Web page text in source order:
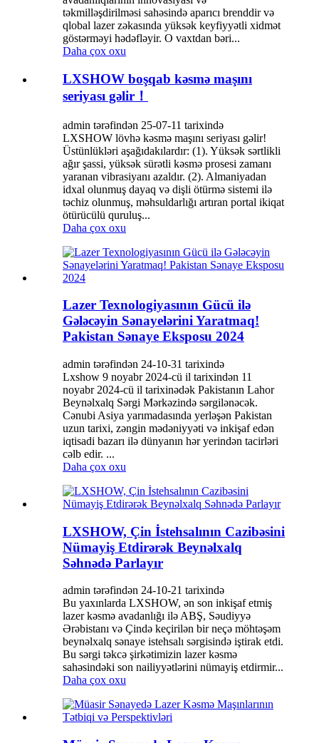
təkmilləşdirilməsi sahəsində aparıcı brenddir və
qlobal lazer zəkasında yüksək keyfiyyətli xidmət
göstərməyi hədəfləyir. O vaxtdan bəri...
Daha çox oxu
LXSHOW boşqab kəsmə maşını
seriyası gəlir！
admin tərəfindən 25-07-11 tarixində
LXSHOW lövhə kəsmə maşını seriyası gəlir!
Üstünlükləri aşağıdakılardır: (1). Yüksək sərtlikli
ağır şassi, yüksək sürətli kəsmə prosesi zamanı
yaranan vibrasiyanı azaldır. (2). Almaniyadan
idxal olunmuş dayaq və dişli ötürmə sistemi ilə
təchiz olunmuş, məhsuldarlığı artıran portal ikiqat
ötürücülü quruluş...
Daha çox oxu
Lazer Texnologiyasının Gücü ilə
Gələcəyin Sənayelərini Yaratmaq!
Pakistan Sənaye Eksposu 2024
admin tərəfindən 24-10-31 tarixində
Lxshow 9 noyabr 2024-cü il tarixindən 11
noyabr 2024-cü il tarixinədək Pakistanın Lahor
Beynəlxalq Sərgi Mərkəzində sərgilənəcək.
Cənubi Asiya yarımadasında yerləşən Pakistan
uzun tarixi, zəngin mədəniyyəti və inkişaf edən
iqtisadi bazarı ilə dünyanın hər yerindən tacirləri
cəlb edir. ...
Daha çox oxu
LXSHOW, Çin İstehsalının Cazibəsini
Nümayiş Etdirərək Beynəlxalq
Səhnədə Parlayır
admin tərəfindən 24-10-21 tarixində
Bu yaxınlarda LXSHOW, ən son inkişaf etmiş
lazer kəsmə avadanlığı ilə ABŞ, Səudiyyə
Ərəbistanı və Çində keçirilən bir neçə möhtəşəm
beynəlxalq sənaye istehsalı sərgisində iştirak etdi.
Bu sərgi təkcə şirkətimizin lazer kəsmə
sahəsindəki son nailiyyətlərini nümayiş etdirmir...
Daha çox oxu